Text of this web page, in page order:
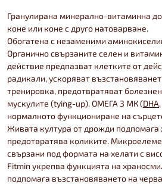
Гранулирана минерално-витаминна
коне или коне с друго натоварване.
Обогатена с незаменими
Органично свързаните селен и
действие предпазват клетките от
радикали, ускоряват
тренировка, предотвратяват
мускулите (tying-up). ОМЕГА 3 МК (DHA
нормалното функциониране на
Живата култура от дрожди подпомага
предотвратява коликите.
свързани под формата на хелати с
Fitmin укрепва функцията на
подпомага възстановяването на